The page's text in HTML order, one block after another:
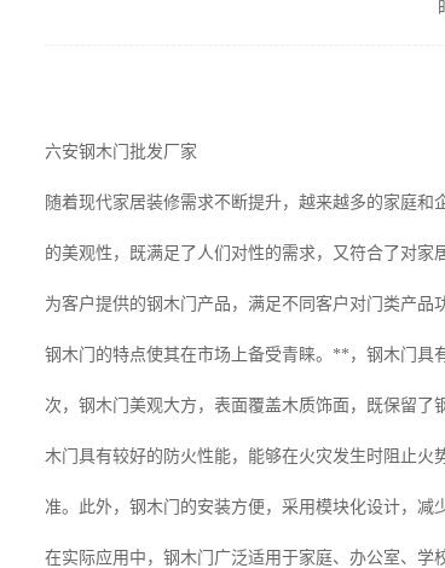
六安钢木门批发厂家
随着现代家居装修需求不断提升，越来越多的家庭
的美观性，既满足了人们对性的需求，又符合了对
为客户提供的钢木门产品，满足不同客户对门类产品
钢木门的特点使其在市场上备受青睐。**，钢木门具
次，钢木门美观大方，表面覆盖木质饰面，既保留
木门具有较好的防火性能，能够在火灾发生时阻止
准。此外，钢木门的安装方便，采用模块化设计，减
在实际应用中，钢木门广泛适用于家庭、办公室、